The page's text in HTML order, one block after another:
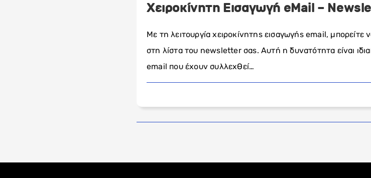
Χειροκίνητη Εισαγωγή eMail –
Με τη λειτουργία χειροκίνητης εισαγωγής email,
στη λίστα του newsletter σας. Αυτή η δυνατότητα είναι
email που έχουν συλλεχθεί…